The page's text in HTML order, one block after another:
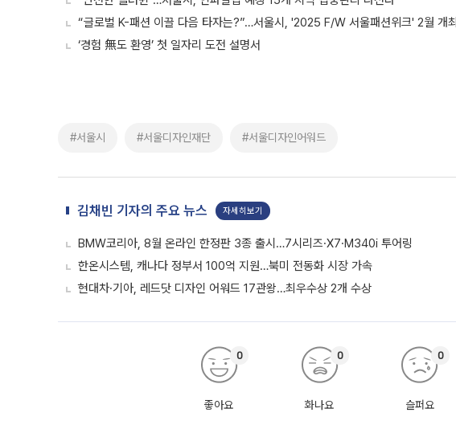
“글로벌 K-패션 이끌 다음 타자는?”…서울시, '2025 F/W 서울패션위크' 2월 개최
‘경험 無도 환영’ 첫 일자리 도전 설명서
#서울시 #서울디자인재단 #서울디자인어워드
김채빈 기자의 주요 뉴스 자세히보기
BMW코리아, 8월 온라인 한정판 3종 출시…7시리즈·X7·M340i 투어링
한온시스템, 캐나다 정부서 100억 지원…북미 전동화 시장 가속
현대차·기아, 레드닷 디자인 어워드 17관왕…최우수상 2개 수상
좋아요
0
화나요
0
슬퍼요
0